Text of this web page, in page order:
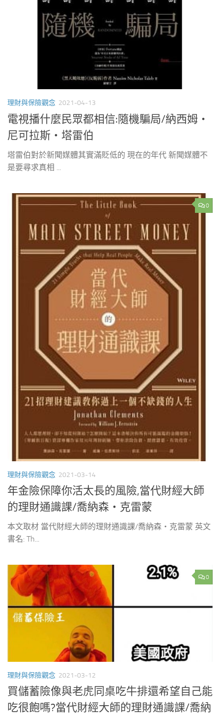
理財與保險觀念 2021-04-13
電視播什麼民眾都相信:隨機騙局/納西姆‧
尼可拉斯‧塔雷伯
塔雷伯對於新聞媒體其實滿貶低的 現在的年代 新聞媒體不
是要尋求真相 ...
0
理財與保險觀念 2021-03-14
年金險保障你活太長的風險,當代財經大師
的理財通識課/喬納森‧克雷蒙
本文取材 當代財經大師的理財通識課/喬納森‧克雷蒙 英文
書名: Th...
0
理財與保險觀念 2021-03-12
買儲蓄險像與老虎同桌吃牛排還希望自己能
吃很飽嗎?當代財經大師的理財通識課/喬納